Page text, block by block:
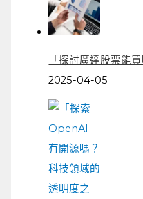
「探討廣達股票能
2025-04-05